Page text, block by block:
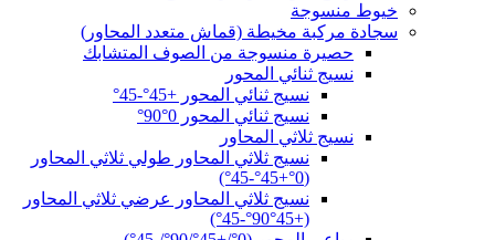
خيوط منسوجة
سجادة مركبة مخيطة (قماش متعدد المحاور)
حصيرة منسوجة من الصوف المتشابك
نسيج ثنائي المحور
نسيج ثنائي المحور +45°-45°
نسيج ثنائي المحور 0°90°
نسيج ثلاثي المحاور
نسيج ثلاثي المحاور طولي ثلاثي المحاور
(0°+45°-45°)
نسيج ثلاثي المحاور عرضي ثلاثي المحاور
(+45°90°-45°)